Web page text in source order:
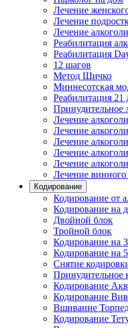
Лечение
Лечение
Лечение
Реабилитация
Реабилитация
12 шагов
Метод Шичко
Миннесотская
Реабилитация 21
Принудительное
Лечение
Лечение
Лечение
Лечение
Лечение
Лечение винного
Кодирование
Кодирование от
Кодирование на
Двойной блок
Тройной блок
Кодирование на
Кодирование на
Снятие
Принудительное
Кодирование
Кодирование
Вшивание
Кодирование